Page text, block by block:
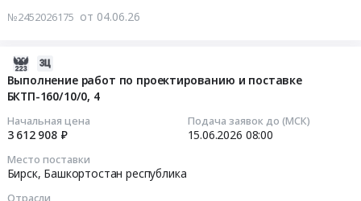
№2452026175 от 04.06.26
Выполнение работ по проектированию и поставке
БКТП-160/10/0, 4
Начальная цена
3 612 908 ₽
Подача заявок до (МСК)
15.06.2026 08:00
Место поставки
Бирск, Башкортостан республика
Отрасли